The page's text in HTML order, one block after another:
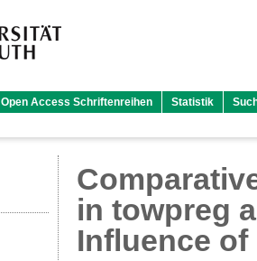
Open Access Schriftenreihen Statistik
in towpreg
Influence